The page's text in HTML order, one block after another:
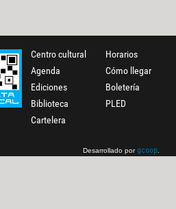
Centro cultural
Agenda
Ediciones
Biblioteca
Cartelera
Horarios
Cómo llegar
Boletería
PLED
Desarrollado por gcoop